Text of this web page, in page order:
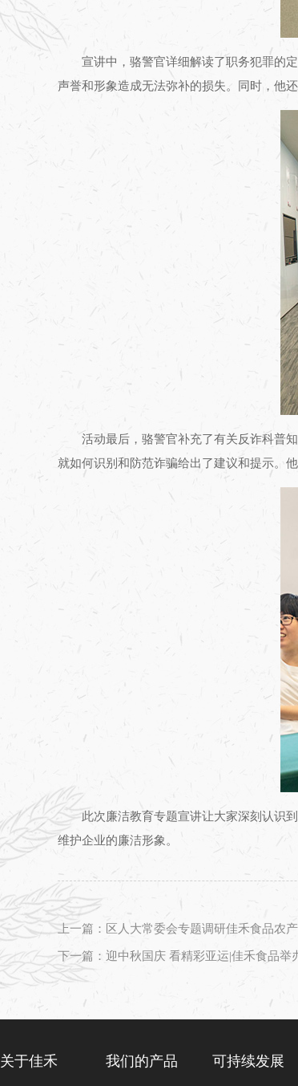
宣讲中，骆警官详细解读了职务犯罪的
声誉和形象造成无法弥补的损失。同时，他
活动最后，骆警官补充了有关反诈科普
就如何识别和防范诈骗给出了建议和提示。
此次廉洁教育专题宣讲让大家深刻认识
维护企业的廉洁形象。
上一篇：区人大常委会专题调研佳禾食品农
下一篇：迎中秋国庆 看精彩亚运|佳禾食品举
关于佳禾 我们的产品 可持续发展